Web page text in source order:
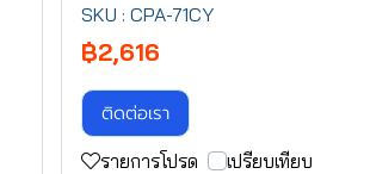
SKU : CPA-71CY
฿2,616
ติดต่อเรา
รายการโปรด เปรียบเทียบ